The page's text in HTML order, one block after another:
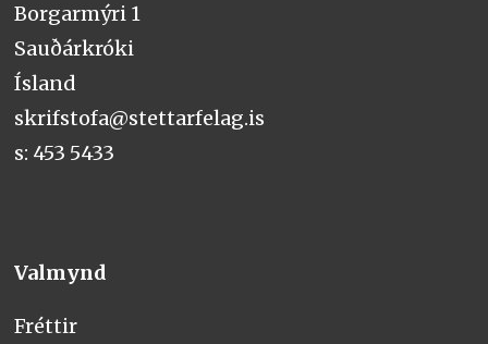
Borgarmýri 1
Sauðárkróki
Ísland
skrifstofa@stettarfelag.is
s: 453 5433
Valmynd
Fréttir